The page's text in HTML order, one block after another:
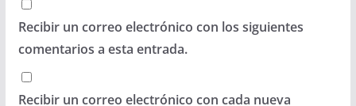
Recibir un correo electrónico con los siguientes
comentarios a esta entrada.
Recibir un correo electrónico con cada nueva